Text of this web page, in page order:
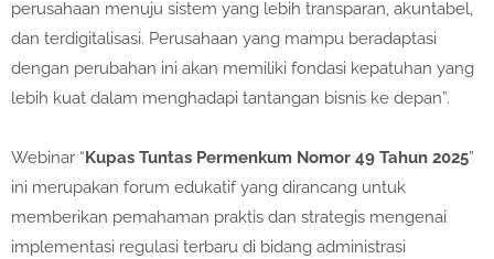
perusahaan menuju sistem yang lebih transparan, akuntabel,
dan terdigitalisasi. Perusahaan yang mampu beradaptasi
dengan perubahan ini akan memiliki fondasi kepatuhan yang
lebih kuat dalam menghadapi tantangan bisnis ke depan”.
Webinar “Kupas Tuntas Permenkum Nomor 49 Tahun 2025”
ini merupakan forum edukatif yang dirancang untuk
memberikan pemahaman praktis dan strategis mengenai
implementasi regulasi terbaru di bidang administrasi